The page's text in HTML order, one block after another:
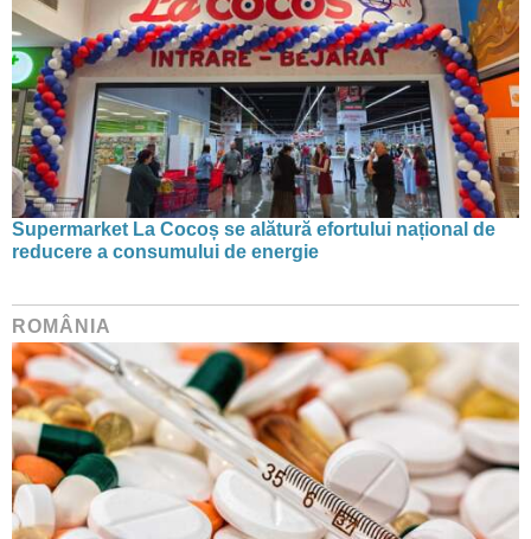
Supermarket La Cocoș se alătură efortului național de
reducere a consumului de energie
ROMÂNIA